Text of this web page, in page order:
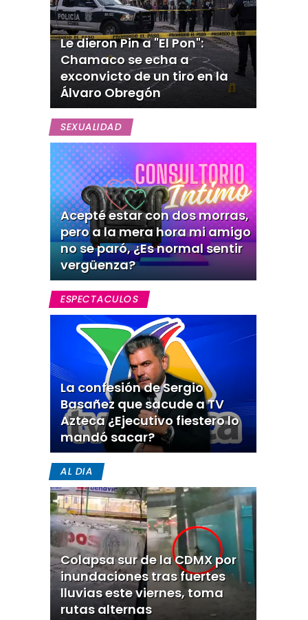
Le dieron Pin a "El Pon":
Chamaco se echa a
exconvicto de un tiro en la
Álvaro Obregón
SEXUALIDAD
Acepté estar con dos morras,
pero a la mera hora mi amigo
no se paró, ¿Es normal sentir
vergüenza?
ESPECTACULOS
La confesión de Sergio
Basañez que sacude a TV
Azteca ¿Ejecutivo fiestero lo
mandó sacar?
AL DIA
Colapsa sur de la CDMX por
inundaciones tras fuertes
lluvias este viernes, toma
rutas alternas